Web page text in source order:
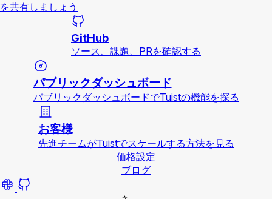
を共有しましょう
GitHub
ソース、課題、PRを確認する
パブリックダッシュボード
パブリックダッシュボードでTuistの機能を探る
お客様
先進チームがTuistでスケールする方法を見る
価格設定
ブログ